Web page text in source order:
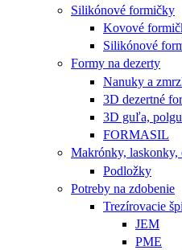
Silikónové formičky
Kovové
Silikónové
Formy na dezerty
Nanuky a
3D dezertné
3D guľa,
FORMASIL
Makrónky, laskonky,
Podložky
Potreby na zdobenie
Trezírovacie
JEM
PME